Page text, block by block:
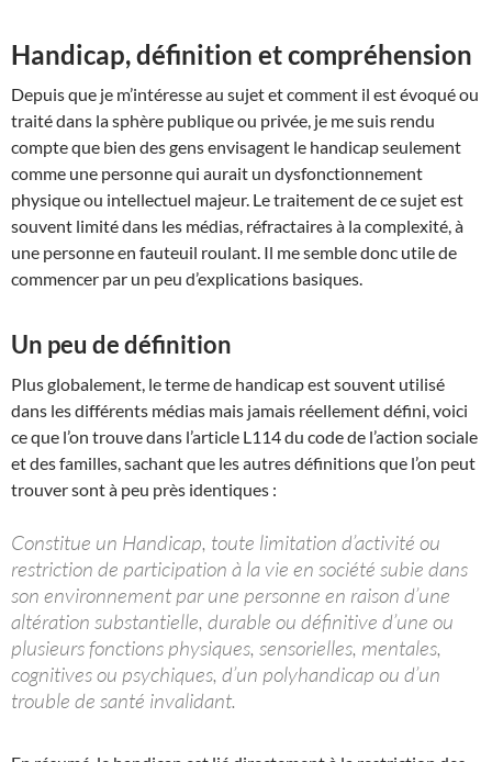
Handicap, définition et compréhension
Depuis que je m’intéresse au sujet et comment il est évoqué ou
traité dans la sphère publique ou privée, je me suis rendu
compte que bien des gens envisagent le handicap seulement
comme une personne qui aurait un dysfonctionnement
physique ou intellectuel majeur. Le traitement de ce sujet est
souvent limité dans les médias, réfractaires à la complexité, à
une personne en fauteuil roulant. Il me semble donc utile de
commencer par un peu d’explications basiques.
Un peu de définition
Plus globalement, le terme de handicap est souvent utilisé
dans les différents médias mais jamais réellement défini, voici
ce que l’on trouve dans l’article L114 du code de l’action sociale
et des familles, sachant que les autres définitions que l’on peut
trouver sont à peu près identiques :
Constitue un Handicap, toute limitation d’activité ou
restriction de participation à la vie en société subie dans
son environnement par une personne en raison d’une
altération substantielle, durable ou définitive d’une ou
plusieurs fonctions physiques, sensorielles, mentales,
cognitives ou psychiques, d’un polyhandicap ou d’un
trouble de santé invalidant.